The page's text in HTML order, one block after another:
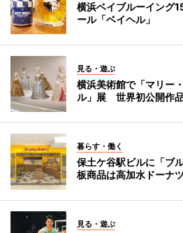
横浜ベイブルーイング
ール「ベイヘル」
見る・遊ぶ
横浜美術館で「マリー
ル」展 世界初公開作
暮らす・働く
保土ケ谷駅ビルに「ブ
板商品は高加水ドーナツ
見る・遊ぶ